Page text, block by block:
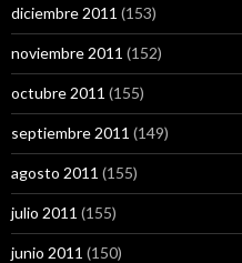
diciembre 2011 (153)
noviembre 2011 (152)
octubre 2011 (155)
septiembre 2011 (149)
agosto 2011 (155)
julio 2011 (155)
junio 2011 (150)